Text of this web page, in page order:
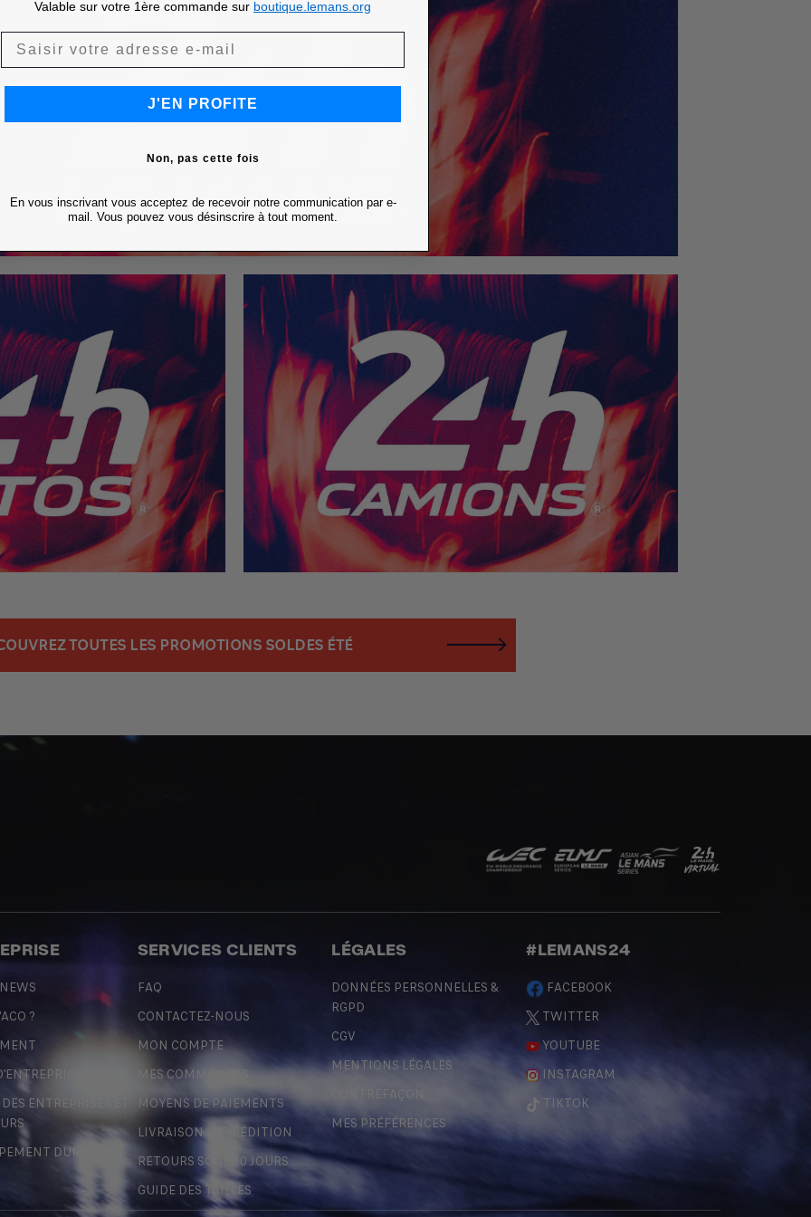
TOUTES LES PROMOTIONS SOLDES ÉTÉ
?
ENTREPRISES ET
DURABLE
SERVICES CLIENTS
FAQ
CONTACTEZ-NOUS
MON COMPTE
MES COMMANDES
MOYENS DE PAIEMENTS
LIVRAISON & EXPÉDITION
RETOURS SOUS 30 JOURS
GUIDE DES TAILLES
LÉGALES
DONNÉES PERSONNELLES &
RGPD
CGV
MENTIONS LÉGALES
CONTREFAÇON
MES PRÉFÉRENCES
#LEMANS24
FACEBOOK
TWITTER
YOUTUBE
INSTAGRAM
TIKTOK
Valable sur votre 1ère commande sur boutique.lemans.org
J'EN PROFITE
Non, pas cette fois
En vous inscrivant vous acceptez de recevoir notre communication par e-
mail. Vous pouvez vous désinscrire à tout moment.